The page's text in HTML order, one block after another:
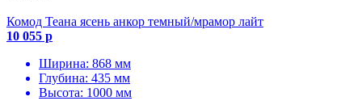
Комод Теана ясень анкор темный/мрамор лайт
10 055 р
Ширина: 868 мм
Глубина: 435 мм
Высота: 1000 мм